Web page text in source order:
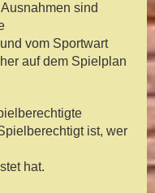
sind
vom Sportwart
auf dem Spielplan
ist, wer
hat.